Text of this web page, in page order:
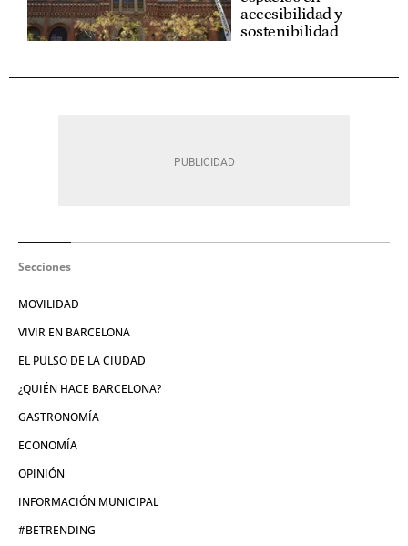
accesibilidad y
sostenibilidad
Secciones
MOVILIDAD
VIVIR EN BARCELONA
EL PULSO DE LA CIUDAD
¿QUIÉN HACE BARCELONA?
GASTRONOMÍA
ECONOMÍA
OPINIÓN
INFORMACIÓN MUNICIPAL
#BETRENDING